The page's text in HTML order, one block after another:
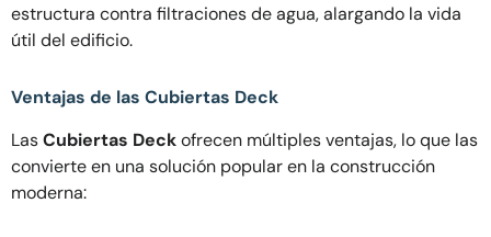
estructura contra filtraciones de agua, alargando la vida
útil del edificio.
Ventajas de las Cubiertas Deck
LasCubiertas Deckofrecen múltiples ventajas, lo que las
convierte en una solución popular en la construcción
moderna: